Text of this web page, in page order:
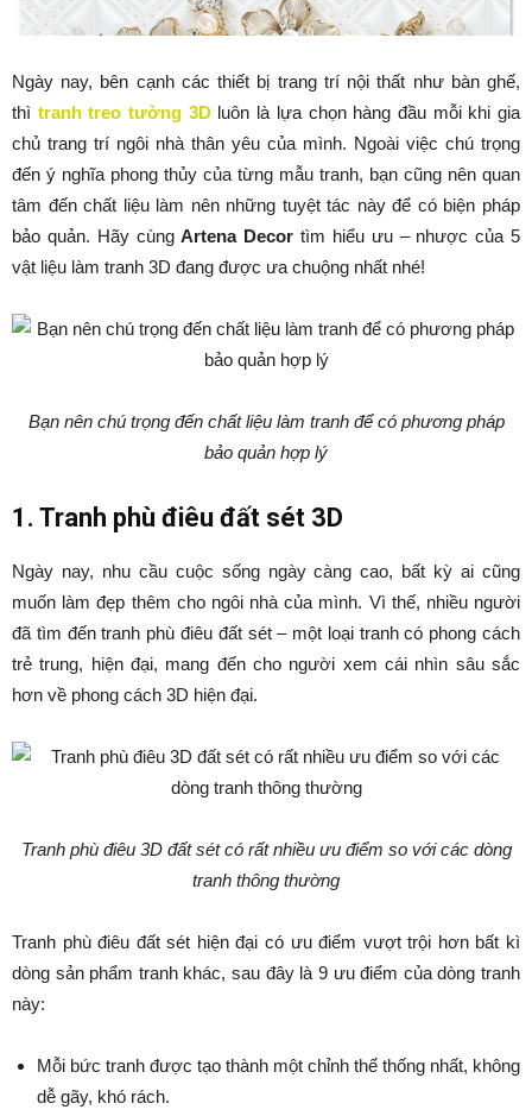
Ngày nay, bên cạnh các thiết bị trang trí nội thất như bàn ghế,
thì tranh treo tường 3D luôn là lựa chọn hàng đầu mỗi khi gia
chủ trang trí ngôi nhà thân yêu của mình. Ngoài việc chú trọng
đến ý nghĩa phong thủy của từng mẫu tranh, bạn cũng nên quan
tâm đến chất liệu làm nên những tuyệt tác này để có biện pháp
bảo quản. Hãy cùngArtena Decortìm hiểu ưu – nhược của 5
vật liệu làm tranh 3D đang được ưa chuộng nhất nhé!
Bạn nên chú trọng đến chất liệu làm tranh để có phương pháp
bảo quản hợp lý
1. Tranh phù điêu đất sét 3D
Ngày nay, nhu cầu cuộc sống ngày càng cao, bất kỳ ai cũng
muốn làm đẹp thêm cho ngôi nhà của mình. Vì thế, nhiều người
đã tìm đến tranh phù điêu đất sét – một loại tranh có phong cách
trẻ trung, hiện đại, mang đến cho người xem cái nhìn sâu sắc
hơn về phong cách 3D hiện đại.
Tranh phù điêu 3D đất sét có rất nhiều ưu điểm so với các dòng
tranh thông thường
Tranh phù điêu đất sét hiện đại có ưu điểm vượt trội hơn bất kì
dòng sản phẩm tranh khác, sau đây là 9 ưu điểm của dòng tranh
này:
Mỗi bức tranh được tạo thành một chỉnh thể thống nhất, không
dễ gãy, khó rách.